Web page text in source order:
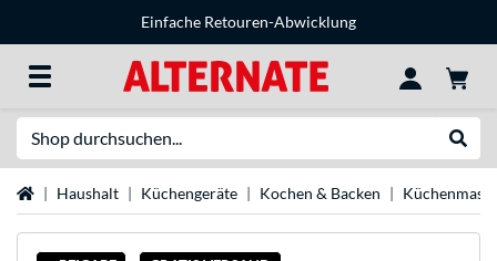
Einfache Retouren-Abwicklung
StartseiteHaushalt Küchengeräte Kochen & Backen